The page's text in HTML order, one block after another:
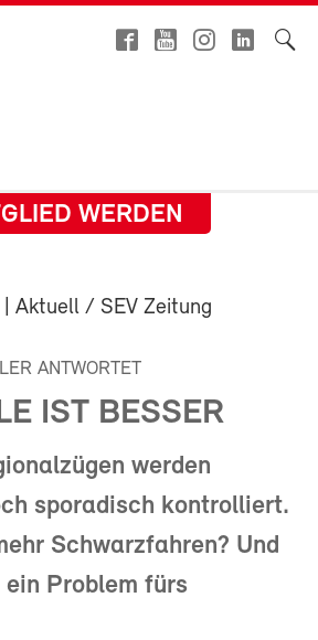
WERDEN
| Aktuell / SEV Zeitung
ANTWORTET
IST BESSER
werden
sporadisch kontrolliert.
Schwarzfahren? Und
Problem fürs